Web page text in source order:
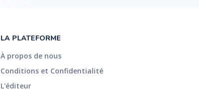
LA PLATEFORME
À propos de nous
Conditions et Confidentialité
L'éditeur